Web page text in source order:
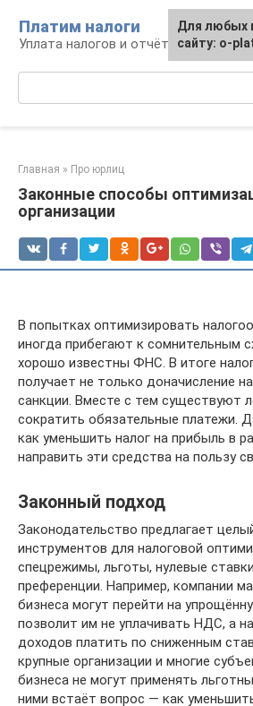
контенту
Платим налоги
Уплата налогов и отчётность
Главная » Про юрлиц
Законные способы
организации
В попытках оптимизировать
иногда прибегают к сомнительным
хорошо известны ФНС. В итоге
получает не только доначисление
санкции. Вместе с тем существуют
сократить обязательные платежи.
как уменьшить налог на прибыль в
направить эти средства на пользу
Законный подход
Законодательство предлагает
инструментов для налоговой
спецрежимы, льготы, нулевые
преференции. Например, компании
бизнеса могут перейти на
позволит им не уплачивать НДС, а
доходов платить по сниженным
крупные организации и многие
бизнеса не могут применять
ними встаёт вопрос — как
Для любых
сайту: o-